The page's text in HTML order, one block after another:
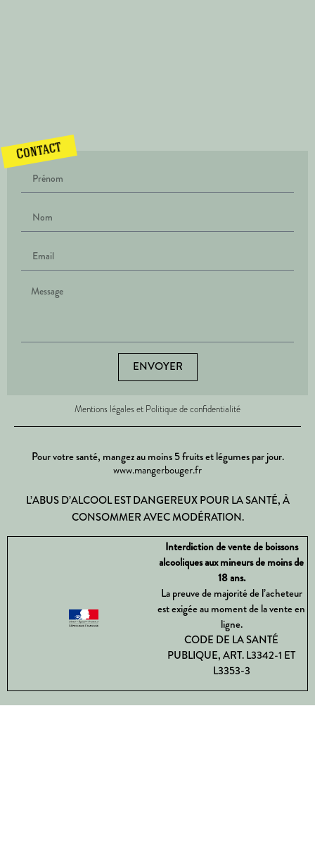
Contact
ENVOYER
Mentions légales et Politique de confidentialité
Pour votre santé, mangez au moins 5 fruits et légumes par jour.
www.mangerbouger.fr
L’ABUS D’ALCOOL EST DANGEREUX POUR LA SANTÉ, À
CONSOMMER AVEC MODÉRATION.
Interdiction de vente de boissons
alcooliques aux mineurs de moins de
18 ans.
La preuve de majorité de l’acheteur
est exigée au moment de la vente en
ligne.
CODE DE LA SANTÉ
PUBLIQUE, ART. L3342-1 ET
L3353-3